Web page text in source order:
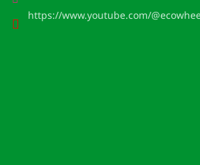
https://www.youtube.com/